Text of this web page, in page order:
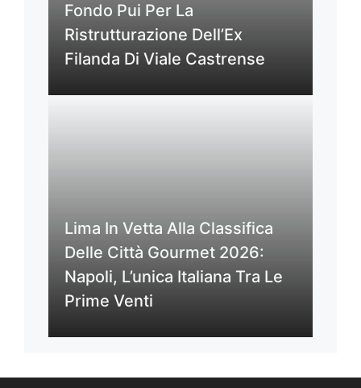
Fondo Pui Per La
Ristrutturazione Dell’Ex
Filanda Di Viale Castrense
Lima In Vetta Alla Classifica
Delle Città Gourmet 2026:
Napoli, L’unica Italiana Tra Le
Prime Venti